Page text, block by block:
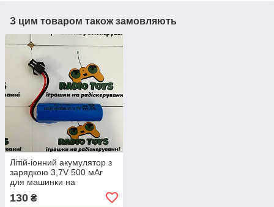
З цим товаром також замовляють
Літій-іонний акумулятор з
зарядкою 3,7V 500 мАг
для машинки на
радіокеруванні та дитячих
іграшок Li-Ion 14500
130 ₴